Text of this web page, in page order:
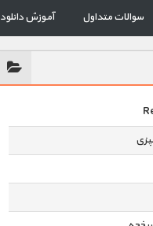
سوالات متداول آموزش دانلود